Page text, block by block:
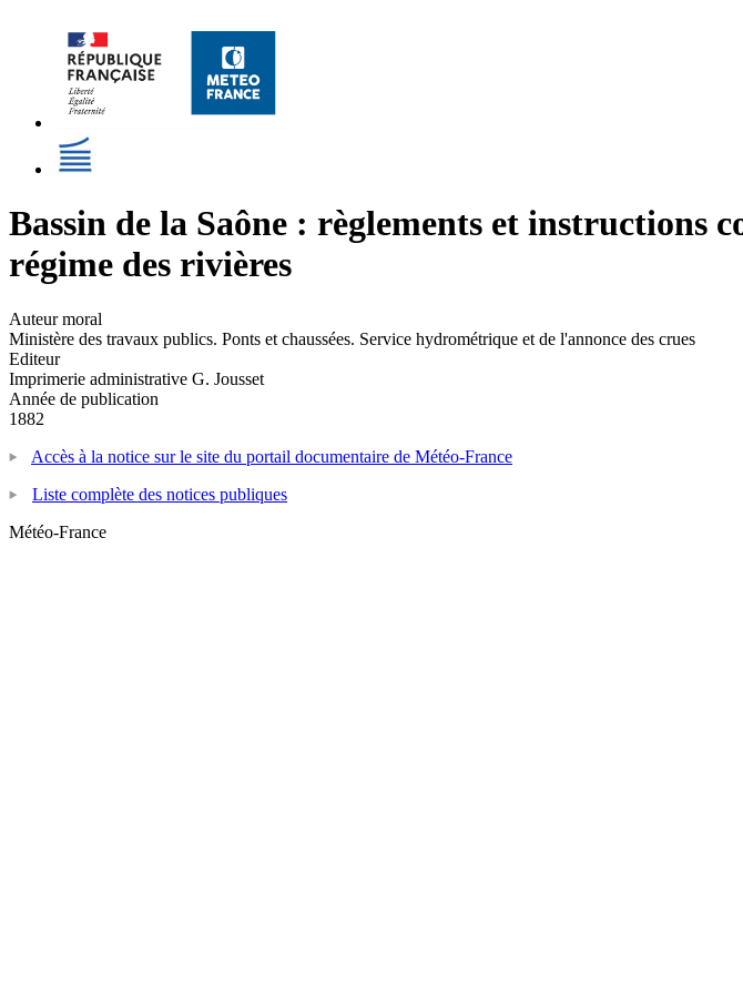
Bassin de la Saône : règlements et instructions
régime des rivières
Auteur moral
Ministère des travaux publics. Ponts et chaussées. Service hydrométrique et de l'annonce des crues
Editeur
Imprimerie administrative G. Jousset
Année de publication
1882
Accès à la notice sur le site du portail documentaire de Météo-France
Liste complète des notices publiques
Météo-France